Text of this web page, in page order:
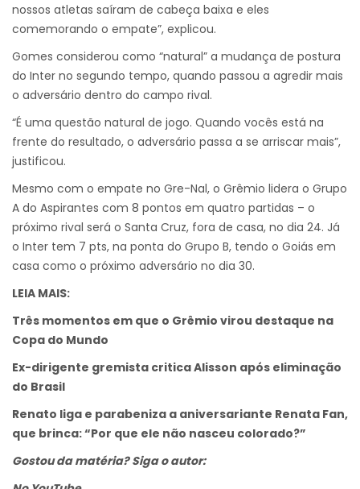
nossos atletas saíram de cabeça baixa e eles
comemorando o empate”, explicou.
Gomes considerou como “natural” a mudança de postura
do Inter no segundo tempo, quando passou a agredir mais
o adversário dentro do campo rival.
“É uma questão natural de jogo. Quando vocês está na
frente do resultado, o adversário passa a se arriscar mais”,
justificou.
Mesmo com o empate no Gre-Nal, o Grêmio lidera o Grupo
A do Aspirantes com 8 pontos em quatro partidas – o
próximo rival será o Santa Cruz, fora de casa, no dia 24. Já
o Inter tem 7 pts, na ponta do Grupo B, tendo o Goiás em
casa como o próximo adversário no dia 30.
LEIA MAIS:
Três momentos em que o Grêmio virou destaque na
Copa do Mundo
Ex-dirigente gremista critica Alisson após eliminação
do Brasil
Renato liga e parabeniza a aniversariante Renata Fan,
que brinca: “Por que ele não nasceu colorado?”
Gostou da matéria? Siga o autor: